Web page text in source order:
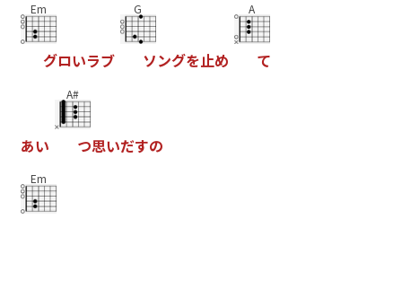
Em
グロいラブ
G
ソングを止め
A
て
あい
A#
つ思いだすの
Em